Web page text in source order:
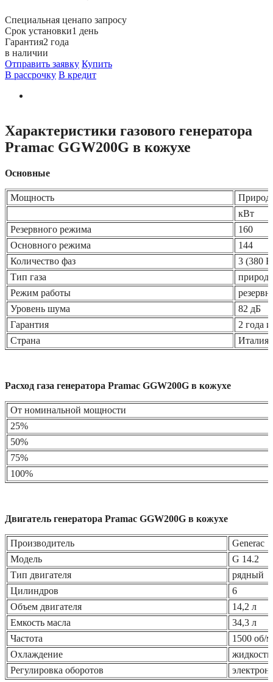
Специальная ценапо запросу
Срок установки1 день
Гарантия2 года
в наличии
Отправить заявку Купить
В рассрочку В кредит
Характеристики газового генератора
Pramac GGW200G в кожухе
Основные
Мощность
кВт
Резервного режима
160
Основного режима
144
Количество фаз
3 (380
Тип газа
Режим работы
Уровень шума
82 дБ
Гарантия
2 года
Страна
Италия
Расход газа генератора Pramac GGW200G в кожухе
От номинальной мощности
25%
50%
75%
100%
Двигатель генератора Pramac GGW200G в кожухе
Производитель
Generac
Модель
G 14.2
Тип двигателя
рядный
Цилиндров
6
Объем двигателя
14,2 л
Емкость масла
34,3 л
Частота
1500 об/
Охлаждение
Регулировка оборотов